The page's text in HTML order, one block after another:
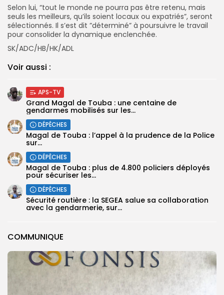
COMMUNIQUE
Selon lui, “tout le monde ne pourra pas être retenu, mais
seuls les meilleurs, qu’ils soient locaux ou expatriés”, seront
sélectionnés. Il s’est dit ”déterminé” à poursuivre le travail
pour consolider la dynamique enclenchée.
SK/ADC/HB/HK/ADL
Voir aussi :
APS-TV
Grand Magal de Touba : une centaine de
gendarmes mobilisés sur les...
DÉPÊCHES
Magal de Touba : l’appel à la prudence de la Police
sur...
DÉPÊCHES
Magal de Touba : plus de 4.800 policiers déployés
pour sécuriser les...
DÉPÊCHES
Sécurité routière : la SEGEA salue sa collaboration
avec la gendarmerie, sur...